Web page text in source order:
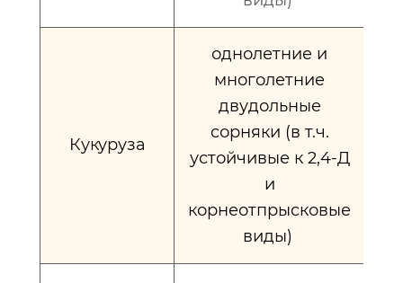
Кукуруза
однолетние и
многолетние
двудольные
сорняки (в т.ч.
устойчивые к 2,4-Д
и
корнеотпрысковые
виды)